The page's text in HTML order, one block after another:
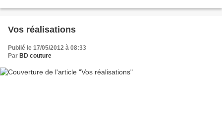
Vos réalisations
Publié le 17/05/2012 à 08:33
Par BD couture